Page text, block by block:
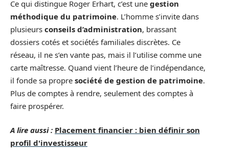
Ce qui distingue Roger Erhart, c’est une gestion
méthodique du patrimoine. L’homme s’invite dans
plusieurs conseils d’administration, brassant
dossiers cotés et sociétés familiales discrètes. Ce
réseau, il ne s’en vante pas, mais il l’utilise comme une
carte maîtresse. Quand vient l’heure de l’indépendance,
il fonde sa propre société de gestion de patrimoine.
Plus de comptes à rendre, seulement des comptes à
faire prospérer.
A lire aussi : Placement financier : bien définir son
profil d'investisseur